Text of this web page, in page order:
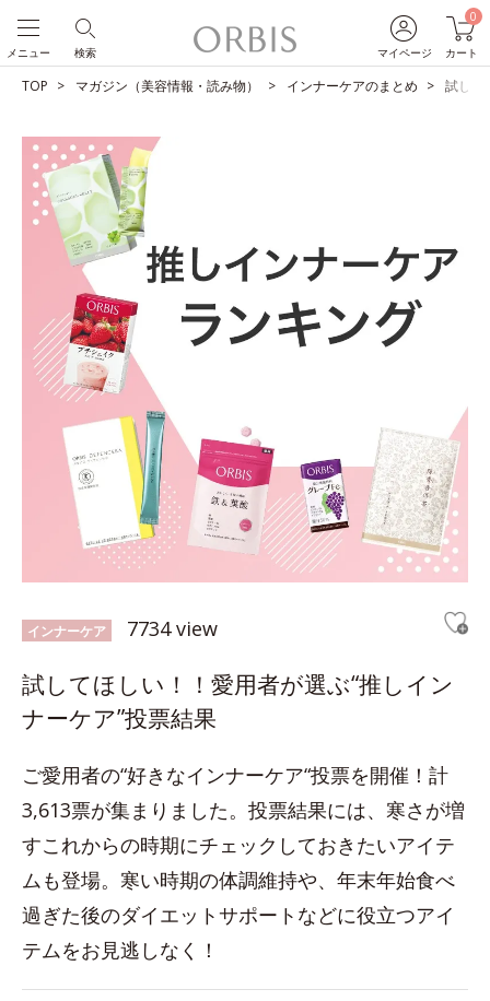
マイページ
0
カート
検索
メニュー
TOP マガジン（美容情報・読み物） インナーケアのまとめ 試して
インナーケア 7734 view
試してほしい！！愛用者が選ぶ“推しイン
ナーケア”投票結果
ご愛用者の“好きなインナーケア“投票を開催！計
3,613票が集まりました。投票結果には、寒さが増
すこれからの時期にチェックしておきたいアイテ
ムも登場。寒い時期の体調維持や、年末年始食べ
過ぎた後のダイエットサポートなどに役立つアイ
テムをお見逃しなく！